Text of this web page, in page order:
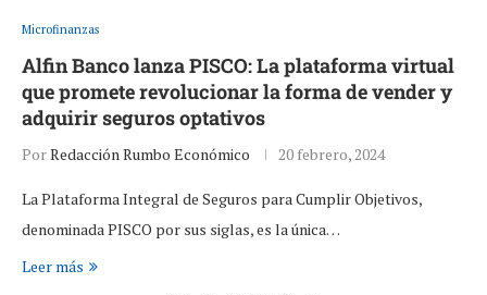
Microfinanzas
Alfin Banco lanza PISCO: La plataforma virtual
que promete revolucionar la forma de vender y
adquirir seguros optativos
PorRedacción Rumbo Económico 20 febrero, 2024
La Plataforma Integral de Seguros para Cumplir Objetivos,
denominada PISCO por sus siglas, es la única…
Leer más